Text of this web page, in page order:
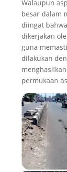
Walaupun
besar dalam
diingat
dikerjakan
guna
dilakukan
permukaan